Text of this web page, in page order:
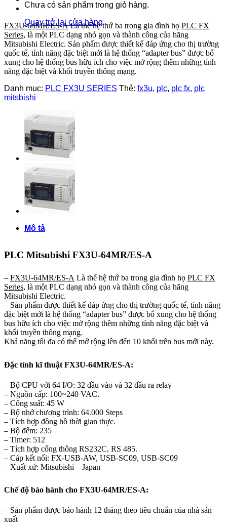
Chưa có sản phẩm trong giỏ hàng.
Quay trở lại cửa hàng
FX3U-64MR/ES-ALà thế hệ thứ ba trong gia đình họ PLC FX
Series, là một PLC dạng nhỏ gọn và thành công của hãng
Mitsubishi Electric. Sản phẩm được thiết kế đáp ứng cho thị trường
quốc tế, tính năng đặc biệt mới là hệ thống “adapter bus” được bổ
xung cho hệ thống bus hữu ích cho việc mở rộng thêm những tính
năng đặc biệt và khối truyền thông mạng.
Danh mục: PLC FX3U SERIES Thẻ: fx3u, plc, plc fx, plc
mitsbishi
Mô tả
PLC Mitsubishi FX3U-64MR/ES-A
– FX3U-64MR/ES-A Là thế hệ thứ ba trong gia đình họ PLC FX
Series, là một PLC dạng nhỏ gọn và thành công của hãng
Mitsubishi Electric.
– Sản phẩm được thiết kế đáp ứng cho thị trường quốc tế, tính năng
đặc biệt mới là hệ thống “adapter bus” được bổ xung cho hệ thống
bus hữu ích cho việc mở rộng thêm những tính năng đặc biệt và
khối truyền thông mạng.
Khả năng tối đa có thể mở rộng lên đến 10 khối trên bus mới này.
Đặc tính kĩ thuật FX3U-64MR/ES-A:
– Bộ CPU với 64 I/O: 32 đầu vào và 32 đầu ra relay
– Nguồn cấp: 100~240 VAC.
– Công suất: 45 W
– Bộ nhớ chương trình: 64.000 Steps
– Tích hợp đồng hồ thời gian thực.
– Bộ đếm: 235
– Timer: 512
– Tích hợp cổng thông RS232C, RS 485.
– Cáp kết nối: FX-USB-AW, USB-SC09, USB-SC09
– Xuất xứ: Mitsubishi – Japan
Chế độ bảo hành cho FX3U-64MR/ES-A:
– Sản phẩm được bảo hành 12 tháng theo tiêu chuẩn của nhà sản
xuất